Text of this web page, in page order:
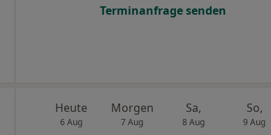
Terminanfrage senden
Heute
6 Aug
Morgen
7 Aug
Sa,
8 Aug
So,
9 Aug